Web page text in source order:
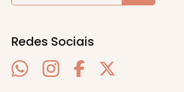
Redes Sociais